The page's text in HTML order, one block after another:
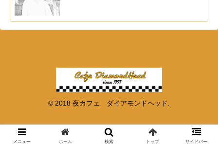
© 2018 夜カフェ ダイアモンドヘッド.
メニュー ホーム 検索 トップ サイドバー